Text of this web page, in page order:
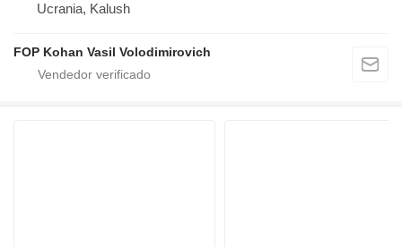
Ucrania, Kalush
FOP Kohan Vasil Volodimirovich